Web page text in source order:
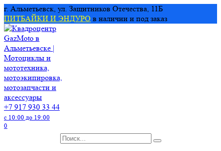
Перейти
к
содержанию
г. Альметьевск, ул. Защитников Отечества, 11Б
ПИТБАЙКИ И ЭНДУРО в наличии и под заказ
+7 917 930 33 44
с 10:00 до 19:00
0
Search